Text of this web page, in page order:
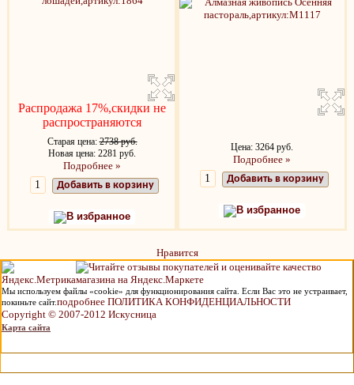
Распродажа 17%,скидки не
распространяются
Старая цена:2738 руб.
Новая цена: 2281 руб.
Подробнее »
Добавить в корзину
В избранное
Цена: 3264 руб.
Подробнее »
Добавить в корзину
В избранное
Нравится
Мы используем файлы «cookie» для функционирования сайта. Если Вас это не устраивает,
покиньте сайт.подробнее ПОЛИТИКА КОНФИДЕНЦИАЛЬНОСТИ
Copyright © 2007-2012 Искусница
Карта сайта